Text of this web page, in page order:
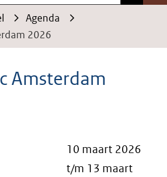
Agenda
2026
Amsterdam
10 maart 2026
t/m 13 maart